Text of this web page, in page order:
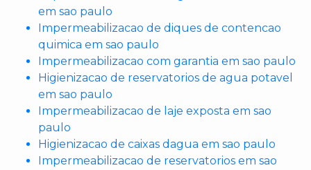
em sao paulo
Impermeabilizacao de diques de contencao
quimica em sao paulo
Impermeabilizacao com garantia em sao paulo
Higienizacao de reservatorios de agua potavel
em sao paulo
Impermeabilizacao de laje exposta em sao
paulo
Higienizacao de caixas dagua em sao paulo
Impermeabilizacao de reservatorios em sao